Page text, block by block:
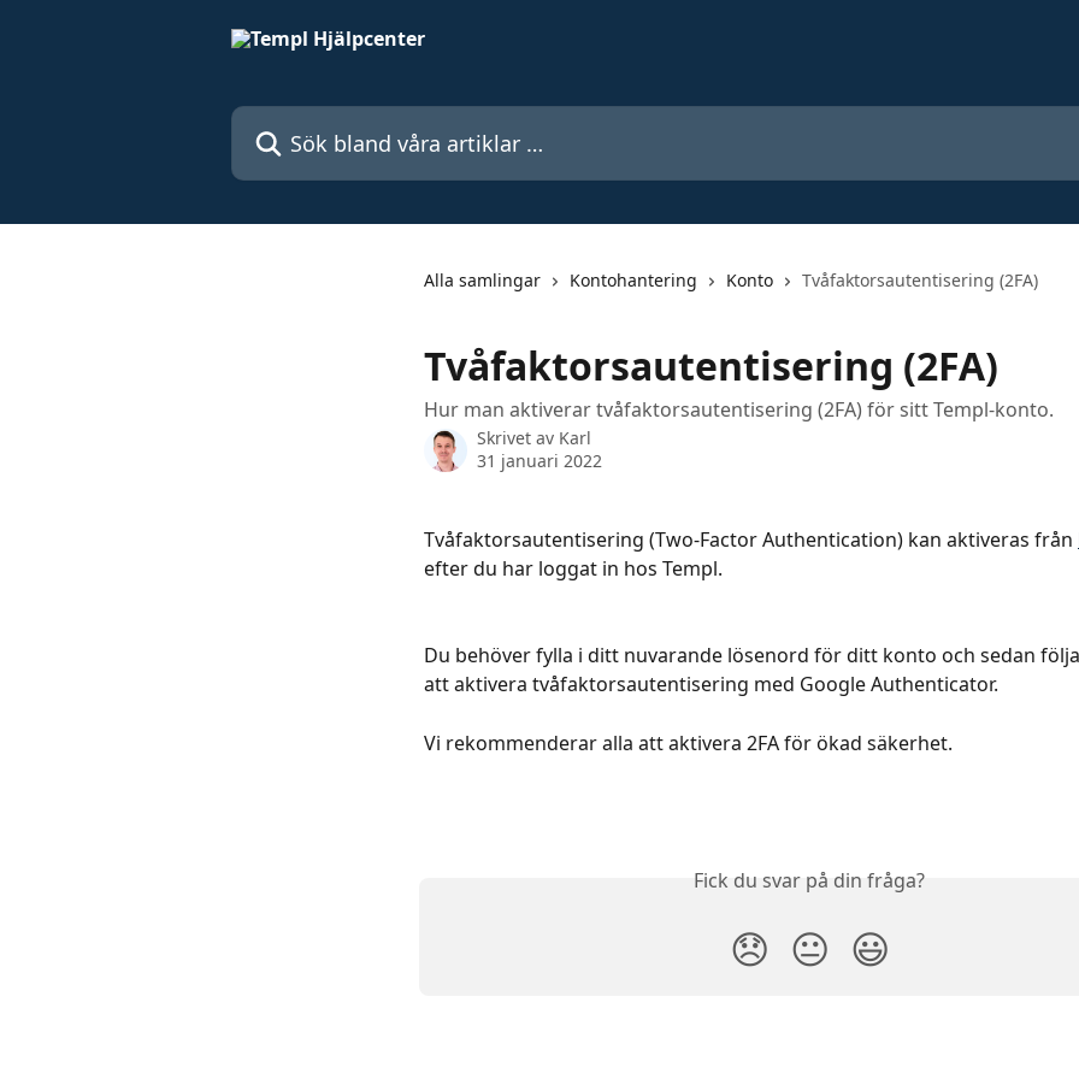
Sök bland våra artiklar …
Alla samlingar Kontohantering Konto Tvåfaktorsautentisering (2FA)
Tvåfaktorsautentisering (2FA)
Hur man aktiverar tvåfaktorsautentisering (2FA) för sitt Templ-konto.
Skrivet av Karl
31 januari 2022
Tvåfaktorsautentisering (Two-Factor Authentication) kan aktiveras från
efter du har loggat in hos Templ.
Du behöver fylla i ditt nuvarande lösenord för ditt konto och sedan
att aktivera tvåfaktorsautentisering med Google Authenticator.
Vi rekommenderar alla att aktivera 2FA för ökad säkerhet.
Fick du svar på din fråga?
😞 😐 😃